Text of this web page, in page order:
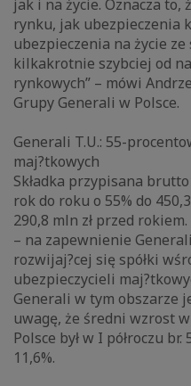
jak i na życie. Oznacza to,
rynku, jak ubezpieczenia
ubezpieczenia na życie
kilkakrotnie szybciej od
rynkowych” – mówi
Grupy Generali w Polsce.
Generali T.U.: 55-
maj?tkowych
Składka przypisana
rok do roku o 55% do
290,8 mln zł przed
– na zapewnienie
rozwijaj?cej się spółki
ubezpieczycieli
Generali w tym obszarze
uwagę, że średni wzrost
Polsce był w I półroczu
11,6%.